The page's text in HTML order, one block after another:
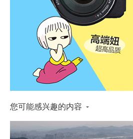
您可能感兴趣的内容